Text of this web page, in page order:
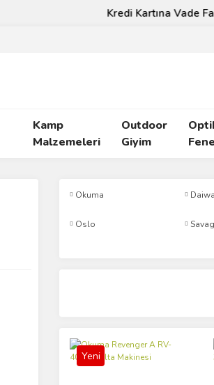
Kredi Kartına Vade
Kamp
Malzemeleri
Outdoor
Giyim
Okuma Daiwa
Oslo
Yeni